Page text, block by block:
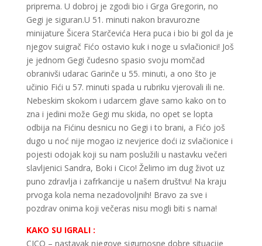
priprema. U dobroj je zgodi bio i Grga Gregorin, no
Gegi je siguran.U 51. minuti nakon bravurozne
minijature Šicera Starčevića Hera puca i bio bi gol da je
njegov suigrač Fićo ostavio kuk i noge u svlačionici! Još
je jednom Gegi čudesno spasio svoju momčad
obranivši udarac Garinče u 55. minuti, a ono što je
učinio Fići u 57. minuti spada u rubriku vjerovali ili ne.
Nebeskim skokom i udarcem glave samo kako on to
zna i jedini može Gegi mu skida, no opet se lopta
odbija na Fićinu desnicu no Gegi i to brani, a Fićo još
dugo u noć nije mogao iz nevjerice doći iz svlačionice i
pojesti odojak koji su nam poslužili u nastavku večeri
slavljenici Sandra, Boki i Cico! Želimo im dug život uz
puno zdravlja i zafrkancije u našem društvu! Na kraju
prvoga kola nema nezadovoljnih! Bravo za sve i
pozdrav onima koji večeras nisu mogli biti s nama!
KAKO SU IGRALI :
CICO – nastavak njegove sigurnosne dobre situacije